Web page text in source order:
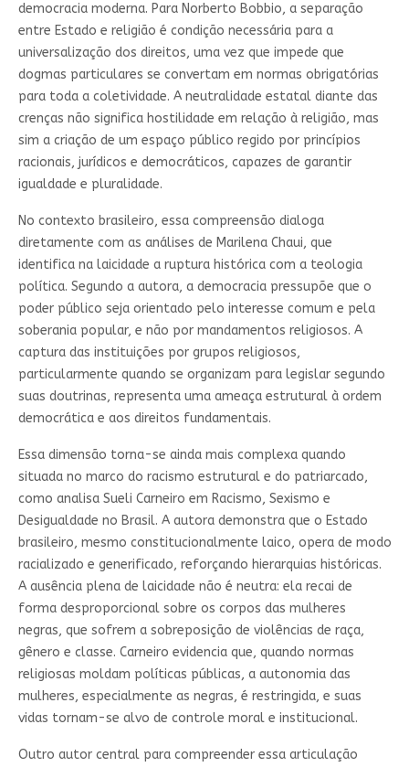
democracia moderna. Para Norberto Bobbio, a separação
entre Estado e religião é condição necessária para a
universalização dos direitos, uma vez que impede que
dogmas particulares se convertam em normas obrigatórias
para toda a coletividade. A neutralidade estatal diante das
crenças não significa hostilidade em relação à religião, mas
sim a criação de um espaço público regido por princípios
racionais, jurídicos e democráticos, capazes de garantir
igualdade e pluralidade.
No contexto brasileiro, essa compreensão dialoga
diretamente com as análises de Marilena Chaui, que
identifica na laicidade a ruptura histórica com a teologia
política. Segundo a autora, a democracia pressupõe que o
poder público seja orientado pelo interesse comum e pela
soberania popular, e não por mandamentos religiosos. A
captura das instituições por grupos religiosos,
particularmente quando se organizam para legislar segundo
suas doutrinas, representa uma ameaça estrutural à ordem
democrática e aos direitos fundamentais.
Essa dimensão torna-se ainda mais complexa quando
situada no marco do racismo estrutural e do patriarcado,
como analisa Sueli Carneiro em Racismo, Sexismo e
Desigualdade no Brasil. A autora demonstra que o Estado
brasileiro, mesmo constitucionalmente laico, opera de modo
racializado e generificado, reforçando hierarquias históricas.
A ausência plena de laicidade não é neutra: ela recai de
forma desproporcional sobre os corpos das mulheres
negras, que sofrem a sobreposição de violências de raça,
gênero e classe. Carneiro evidencia que, quando normas
religiosas moldam políticas públicas, a autonomia das
mulheres, especialmente as negras, é restringida, e suas
vidas tornam-se alvo de controle moral e institucional.
Outro autor central para compreender essa articulação